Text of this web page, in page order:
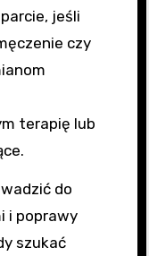
jeśli
czy
terapię lub
do
i poprawy
szukać